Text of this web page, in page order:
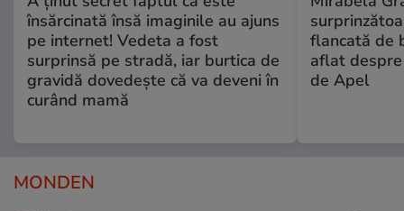
însărcinată însă imaginile au ajuns
pe internet! Vedeta a fost
surprinsă pe stradă, iar burtica de
gravidă dovedește că va deveni în
curând mamă
flancată de
aflat
de Apel
MONDEN